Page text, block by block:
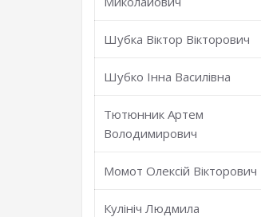
Шубка Віктор Вікторович
Шубко Інна Василівна
Тютюнник Артем
Володимирович
Момот Олексій Вікторович
Кулініч Людмила